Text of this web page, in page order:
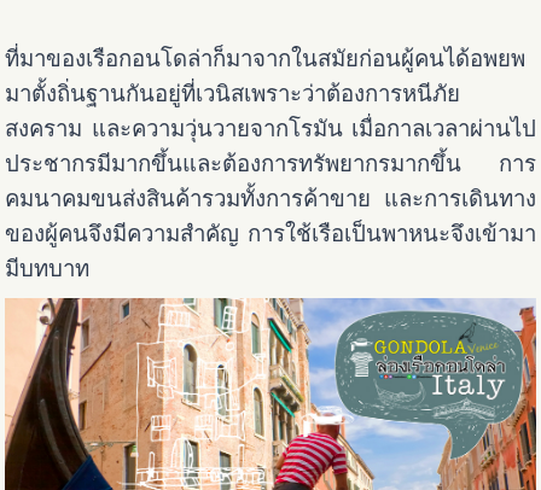
ที่มาของเรือกอนโดล่าก็มาจากในสมัยก่อนผู้คนได้อพยพ
มาตั้งถิ่นฐานกันอยู่ที่เวนิสเพราะว่าต้องการหนีภัย
สงคราม และความวุ่นวายจากโรมัน เมื่อกาลเวลาผ่านไป
ประชากรมีมากขึ้นและต้องการทรัพยากรมากขึ้น การ
คมนาคมขนส่งสินค้ารวมทั้งการค้าขาย และการเดินทาง
ของผู้คนจึงมีความสำคัญ การใช้เรือเป็นพาหนะจึงเข้ามา
มีบทบาท